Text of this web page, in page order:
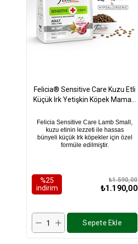
Felicia® Sensitive Care Kuzu Etli
Küçük Irk Yetişkin Köpek Maması
Felicia Sensitive Care Lamb Small,
kuzu etinin lezzeti ile hassas
bünyeli küçük Irk köpekler için özel
formüle edilmiştir.
%25
i̇ndirim
₺1.190,00
₺1.590,00
Sepete Ekle